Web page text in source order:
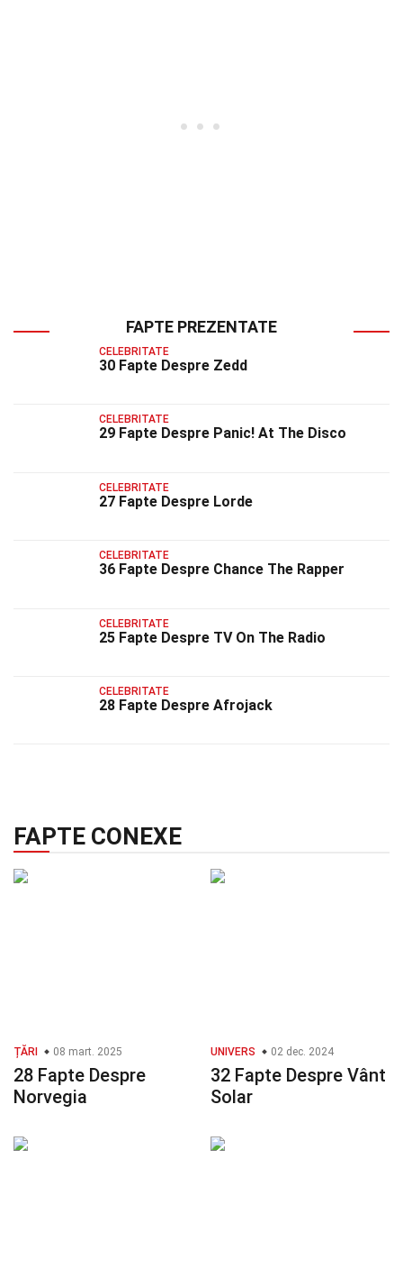
FAPTE PREZENTATE
CELEBRITATE
30 Fapte Despre Zedd
CELEBRITATE
29 Fapte Despre Panic! At The Disco
CELEBRITATE
27 Fapte Despre Lorde
CELEBRITATE
36 Fapte Despre Chance The Rapper
CELEBRITATE
25 Fapte Despre TV On The Radio
CELEBRITATE
28 Fapte Despre Afrojack
FAPTE CONEXE
ȚĂRI 08 mart. 2025
28 Fapte Despre
Norvegia
UNIVERS 02 dec. 2024
32 Fapte Despre Vânt
Solar